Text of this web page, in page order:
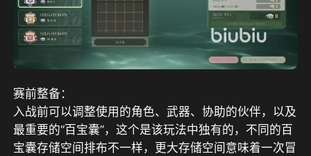
赛前整备：
入战前可以调整使用的角色、武器、协助的伙伴，以及
最重要的“百宝囊”，这个是该玩法中独有的，不同的百
宝囊存储空间排布不一样，更大存储空间意味着一次冒